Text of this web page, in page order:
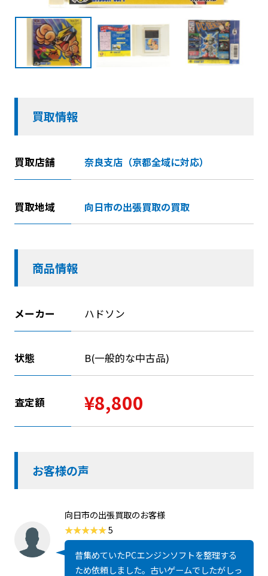
買取情報
買取店舗 奈良支店（京都全域に対応）
買取地域 向日市の出張買取の買取
商品情報
メーカー ハドソン
状態 B(一般的な中古品)
査定額 ¥8,800
お客様の声
向日市の出張買取のお客様
5
昔集めていたPCエンジンソフトを整理する
ため依頼しました。古いゲームでしたがしっ